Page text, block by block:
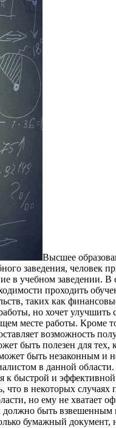
Высшee
заведения, человек
в учебном заведении.
проходить
таких как
но хочет
месте работы. Кроме
возможность
быть полезен для тех,
быть незаконным
в данной
к быстрой и
в некоторых
но ему не хватает
быть
бумажный